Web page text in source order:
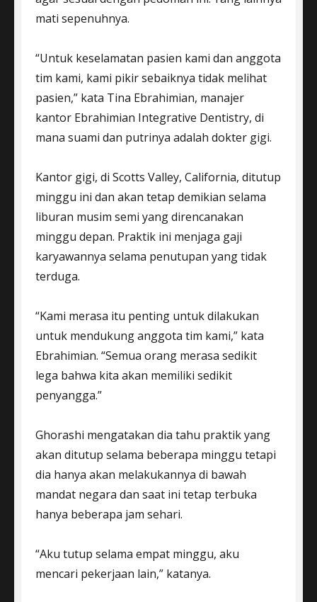
mati sepenuhnya.
“Untuk keselamatan pasien kami dan anggota
tim kami, kami pikir sebaiknya tidak melihat
pasien,” kata Tina Ebrahimian, manajer
kantor Ebrahimian Integrative Dentistry, di
mana suami dan putrinya adalah dokter gigi.
Kantor gigi, di Scotts Valley, California, ditutup
minggu ini dan akan tetap demikian selama
liburan musim semi yang direncanakan
minggu depan. Praktik ini menjaga gaji
karyawannya selama penutupan yang tidak
terduga.
“Kami merasa itu penting untuk dilakukan
untuk mendukung anggota tim kami,” kata
Ebrahimian. “Semua orang merasa sedikit
lega bahwa kita akan memiliki sedikit
penyangga.”
Ghorashi mengatakan dia tahu praktik yang
akan ditutup selama beberapa minggu tetapi
dia hanya akan melakukannya di bawah
mandat negara dan saat ini tetap terbuka
hanya beberapa jam sehari.
“Aku tutup selama empat minggu, aku
mencari pekerjaan lain,” katanya.